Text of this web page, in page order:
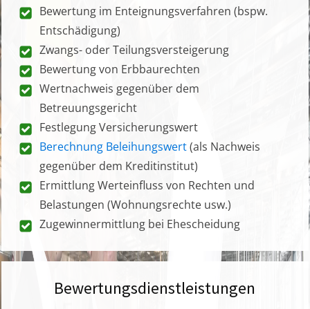
Bewertung im Enteignungsverfahren (bspw.
Entschädigung)
Zwangs- oder Teilungsversteigerung
Bewertung von Erbbaurechten
Wertnachweis gegenüber dem
Betreuungsgericht
Festlegung Versicherungswert
Berechnung Beleihungswert(als Nachweis
gegenüber dem Kreditinstitut)
Ermittlung Werteinfluss von Rechten und
Belastungen (Wohnungsrechte usw.)
Zugewinnermittlung bei Ehescheidung
Bewertungsdienstleistungen